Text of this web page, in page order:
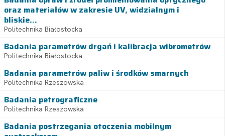
oraz materiałów w zakresie UV, widzialnym i
bliskie...
Politechnika Białostocka
Badania parametrów drgań i kalibracja wibrometrów
Politechnika Białostocka
Badania parametrów paliw i środków smarnych
Politechnika Rzeszowska
Badania petrograficzne
Politechnika Rzeszowska
Badania postrzegania otoczenia mobilnym